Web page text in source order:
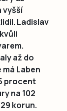
vyšší
Ladislav
až do
Laben
procent
na 102
korun.